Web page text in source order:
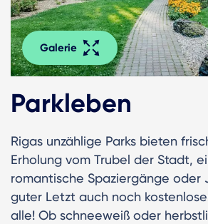
Galerie
Parkleben
Rigas unzählige Parks bieten
Erholung vom Trubel der Stadt,
romantische Spaziergänge oder
guter Letzt auch noch
alle! Ob schneeweiß oder